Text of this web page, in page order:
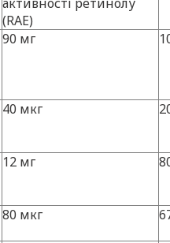
(RAE)
90 мг
40 мкг
12 мг
80 мкг